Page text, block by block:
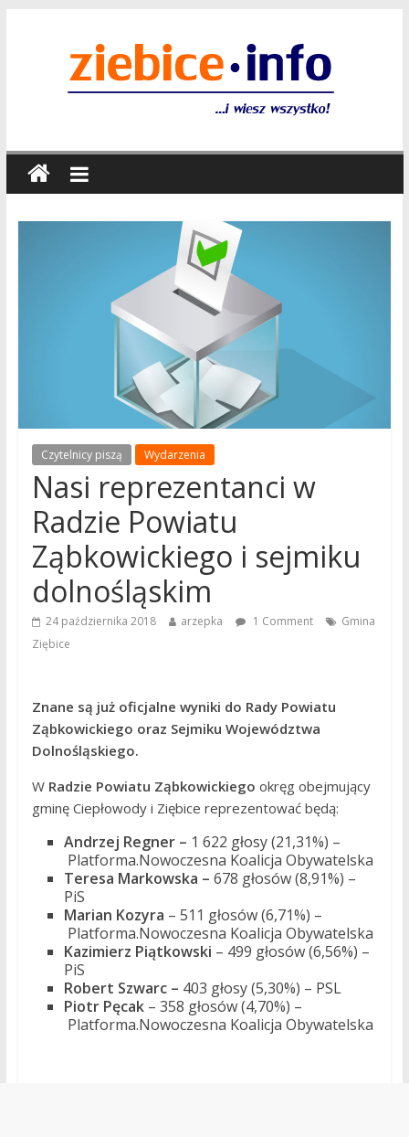
Czytelnicy piszą Wydarzenia
Nasi reprezentanci w
Radzie Powiatu
Ząbkowickiego i sejmiku
dolnośląskim
24 października 2018 arzepka 1 Comment
Gmina
Ziębice
Znane są już oficjalne wyniki do Rady Powiatu
Ząbkowickiego oraz Sejmiku Województwa
Dolnośląskiego.
W Radzie Powiatu Ząbkowickiego okręg obejmujący
gminę Ciepłowody i Ziębice reprezentować będą:
Andrzej Regner – 1 622 głosy (21,31%) –
Platforma.Nowoczesna Koalicja Obywatelska
Teresa Markowska – 678 głosów (8,91%) –
PiS
Marian Kozyra – 511 głosów (6,71%) –
Platforma.Nowoczesna Koalicja Obywatelska
Kazimierz Piątkowski – 499 głosów (6,56%) –
PiS
Robert Szwarc – 403 głosy (5,30%) – PSL
Piotr Pęcak– 358 głosów (4,70%) –
Platforma.Nowoczesna Koalicja Obywatelska